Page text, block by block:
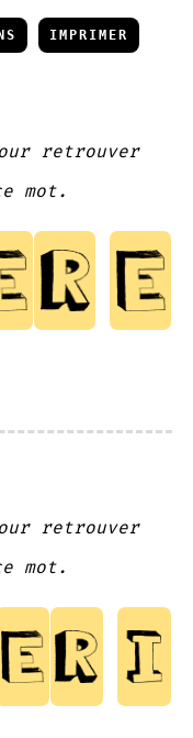
IMPRIMER
retrouver
mot.
retrouver
mot.